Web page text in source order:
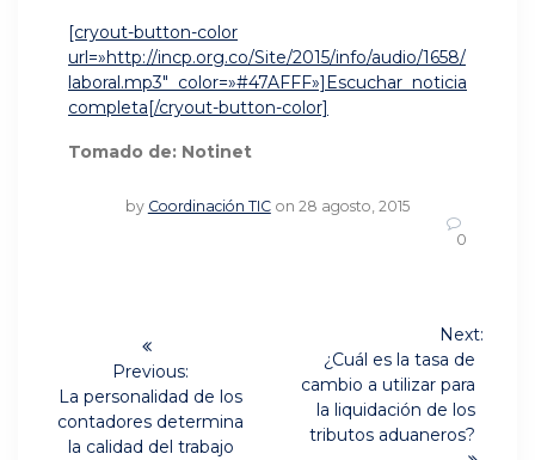
[cryout-button-color
url=»http://incp.org.co/Site/2015/info/audio/1658/
laboral.mp3″ color=»#47AFFF»]Escuchar noticia
completa[/cryout-button-color]
Tomado de: Notinet
by Coordinación TIC on 28 agosto, 2015
0
entradas
Previous:
Previous
post:
La personalidad de los
contadores determina
la calidad del trabajo
Next:
post:
¿Cuál es la tasa de
cambio a utilizar para
la liquidación de los
tributos aduaneros?